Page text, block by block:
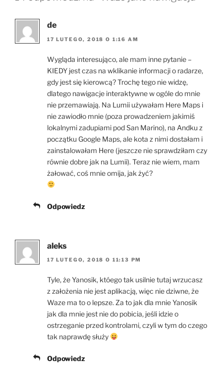
de
17 LUTEGO, 2018 O 1:16 AM
Wygląda interesująco, ale mam inne pytanie –
KIEDY jest czas na wklikanie informacji o radarze,
gdy jest się kierowcą? Trochę tego nie widzę,
dlatego nawigacje interaktywne w ogóle do mnie
nie przemawiają. Na Lumii używałam Here Maps i
nie zawiodło mnie (poza prowadzeniem jakimiś
lokalnymi zadupiami pod San Marino), na Andku z
początku Google Maps, ale kota z nimi dostałam i
zainstalowałam Here (jeszcze nie sprawdziłam czy
równie dobre jak na Lumii). Teraz nie wiem, mam
żałować, coś mnie omija, jak żyć?
Odpowiedz
aleks
17 LUTEGO, 2018 O 11:13 PM
Tyle, że Yanosik, któego tak usilnie tutaj wrzucasz
z założenia nie jest aplikacją, więc nie dziwne, że
Waze ma to o lepsze. Za to jak dla mnie Yanosik
jak dla mnie jest nie do pobicia, jeśli idzie o
ostrzeganie przed kontrolami, czyli w tym do czego
tak naprawdę służy
Odpowiedz